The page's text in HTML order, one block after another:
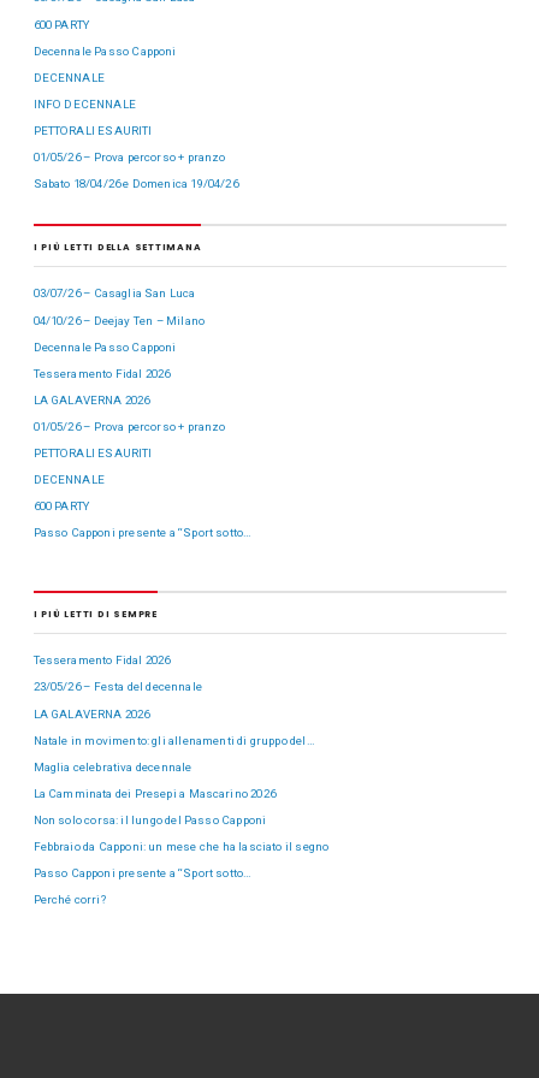
600 PARTY
Decennale Passo Capponi
DECENNALE
INFO DECENNALE
PETTORALI ESAURITI
01/05/26 – Prova percorso + pranzo
Sabato 18/04/26 e Domenica 19/04/26
I PIÙ LETTI DELLA SETTIMANA
03/07/26 – Casaglia San Luca
04/10/26 – Deejay Ten – Milano
Decennale Passo Capponi
Tesseramento Fidal 2026
LA GALAVERNA 2026
01/05/26 – Prova percorso + pranzo
PETTORALI ESAURITI
DECENNALE
600 PARTY
Passo Capponi presente a “Sport sotto…
I PIÙ LETTI DI SEMPRE
Tesseramento Fidal 2026
23/05/26 – Festa del decennale
LA GALAVERNA 2026
Natale in movimento: gli allenamenti di gruppo del…
Maglia celebrativa decennale
La Camminata dei Presepi a Mascarino 2026
Non solo corsa: il lungo del Passo Capponi
Febbraio da Capponi: un mese che ha lasciato il segno
Passo Capponi presente a “Sport sotto…
Perché corri?